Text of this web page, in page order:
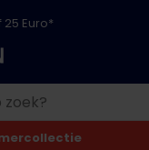
Euro*